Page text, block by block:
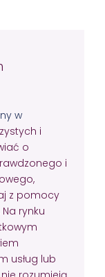
w
i
o
i
z pomocy
rynku
usług lub